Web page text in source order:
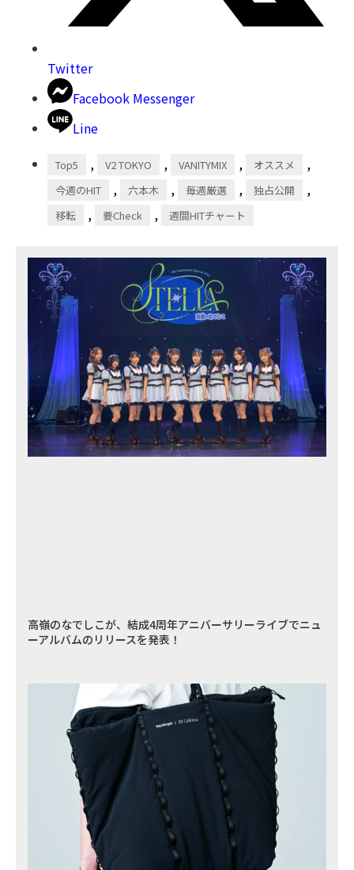
Twitter
Facebook Messenger
Line
Top5 , V2 TOKYO , VANITYMIX , オススメ ,
今週のHIT , 六本木 , 毎週厳選 , 独占公開 ,
移転 , 要Check , 週間HITチャート
高嶺のなでしこが、結成4周年アニバーサリーライブでニュ
ーアルバムのリリースを発表！